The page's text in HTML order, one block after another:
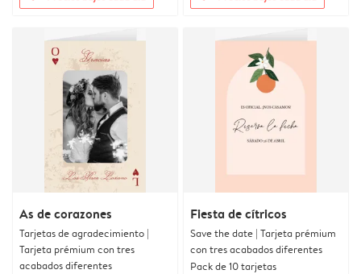
As de corazones
Tarjetas de agradecimiento |
Tarjeta prémium con tres
acabados diferentes
Fiesta de cítricos
Save the date | Tarjeta prémium
con tres acabados diferentes
Pack de 10 tarjetas